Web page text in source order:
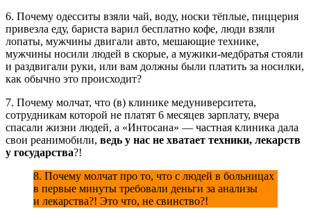
6. Почему одесситы взяли чай, воду, носки тёплые, пиццерия
привезла еду, бариста варил бесплатно кофе, люди взяли
лопаты, мужчины двигали авто, мешающие технике,
мужчины носили людей в скорые, а мужики-медбратья стояли
и раздвигали руки, или вам должны были платить за носилки,
как обычно это происходит?
7. Почему молчат, что (в) клинике медуниверситета,
сотрудникам которой не платят 6 месяцев зарплату, вчера
спасали жизни людей, а «Интосана» — частная клиника дала
свои реанимобили, ведь у нас не хватает техники, лекарств
у государства?!
8. Почему молчат про то, что с людей в больницах
в первые минуты требовали деньги за анализы
и лекарства?! Это что, не свинство?!